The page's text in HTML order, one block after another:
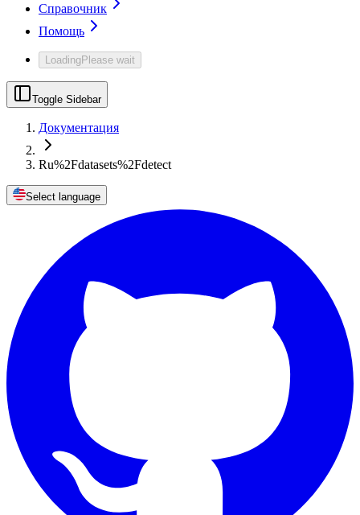
Справочник
Помощь
LoadingPlease wait
Toggle Sidebar
Документация
Ru%2Fdatasets%2Fdetect
Select language